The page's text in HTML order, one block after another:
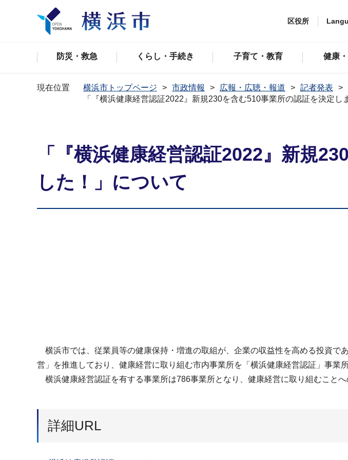
区役所
防災・救急 くらし・手続き 子育て・教育 健康
現在位置 横浜市トップページ 市政情報 広報・広聴・報道 記者発表
「『横浜健康経営認証2022』新規230を含む510事業所の認証を決定し
「『横浜健康経営認証2022』新規
した！」について
横浜市では、従業員等の健康保持・増進の取組が、企業の収益性を高める投資で
営」を推進しており、健康経営に取り組む市内事業所を「横浜健康経営認証」事業
横浜健康経営認証を有する事業所は786事業所となり、健康経営に取り組むことへ
詳細URL